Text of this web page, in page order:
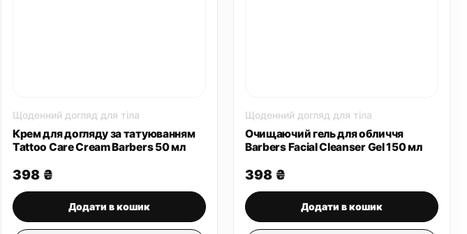
Щоденний догляд для тіла
Крем для догляду за татуюванням
Tattoo Care Cream Barbers 50 мл
398 ₴
Додати в кошик
Щоденний догляд для тіла
Очищаючий гель для обличчя
Barbers Facial Cleanser Gel 150 мл
398 ₴
Додати в кошик